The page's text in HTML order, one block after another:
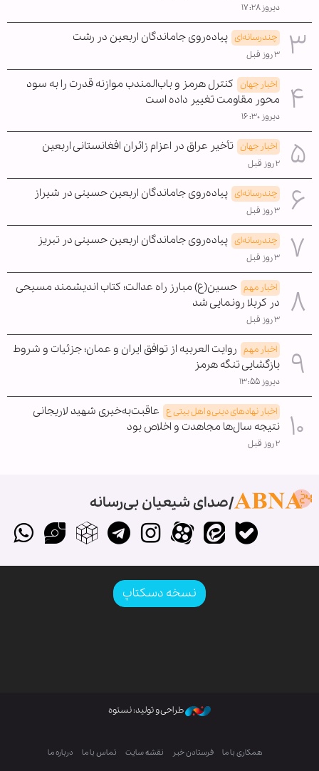
دیروز ۱۷:۲۸
چندرسانه‌ای پیاده‌روی جاماندگان اربعین در رشت
۳ روز قبل
اخبار جهان کنترل هرمز و باب‌المندب موازنه قدرت را به سود
محور مقاومت تغییر داده است
دیروز ۱۶:۳۰
اخبار جهان تأخیر عراق در اعزام زائران افغانستانی اربعین
۲ روز قبل
چندرسانه‌ای پیاده‌روی جاماندگان اربعین حسینی در شیراز
۳ روز قبل
چندرسانه‌ای پیاده‌روی جاماندگان اربعین حسینی در تبریز
۳ روز قبل
اخبار مهم حسین(ع) مبارز راه عدالت؛ کتاب اندیشمند مسیحی
در کربلا رونمایی شد
۳ روز قبل
اخبار مهم روایت العربیه از توافق ایران و عمان؛ جزئیات و شروط
بازگشایی تنگه هرمز
دیروز ۱۳:۵۵
اخبار نهادهای دینی و اهل بیتی ع عاقبت‌به‌خیری شهید لاریجانی
نتیجه سال‌ها مجاهدت و اخلاص بود
۲ روز قبل
صدای شیعیان بی‌رسانه
نسخه دسکتاپ
طراحی و تولید: نستوه
همکاری با ما فرستادن خبر نقشه سایت تماس با ما درباره ما